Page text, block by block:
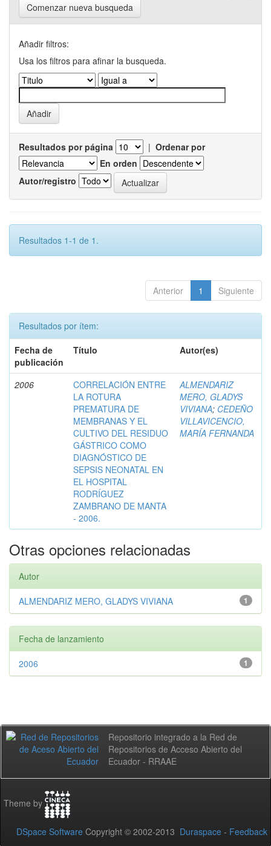
Comenzar nueva busqueda
Añadir filtros:
Usa los filtros para afinar la busqueda.
Resultados por página | Ordenar por
En orden
Autor/registro
Resultados 1-1 de 1.
Anterior 1 Siguiente
Resultados por ítem:
Fecha de
publicación
Título Autor(es)
2006
CORRELACIÓN ENTRE
LA ROTURA
PREMATURA DE
MEMBRANAS Y EL
CULTIVO DEL RESIDUO
GÁSTRICO COMO
DIAGNÓSTICO DE
SEPSIS NEONATAL EN
EL HOSPITAL
RODRÍGUEZ
ZAMBRANO DE MANTA
- 2006.
ALMENDARIZ
MERO, GLADYS
VIVIANA; CEDEÑO
VILLAVICENCIO,
MARÍA FERNANDA
Otras opciones relacionadas
Autor
1
ALMENDARIZ MERO, GLADYS VIVIANA
Fecha de lanzamiento
1
2006
Repositorio integrado a la Red de
Repositorios de Acceso Abierto del
Ecuador - RRAAE
Theme by
DSpace Software Copyright © 2002-2013 Duraspace - Feedback